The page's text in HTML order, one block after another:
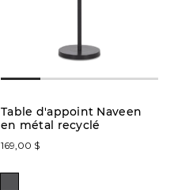
Table d'appoint Naveen
en métal recyclé
169,00 $